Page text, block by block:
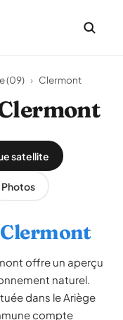
(09) › Clermont
satellite
Photos
offre un aperçu
naturel.
dans le Ariège
compte